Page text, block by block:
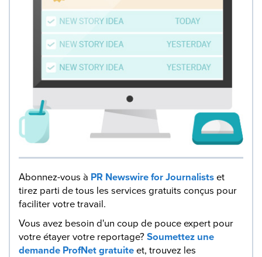
Abonnez-vous à PR Newswire for Journalistset
tirez parti de tous les services gratuits conçus pour
faciliter votre travail.
Vous avez besoin d'un coup de pouce expert pour
votre étayer votre reportage?Soumettez une
demande ProfNet gratuiteet, trouvez les